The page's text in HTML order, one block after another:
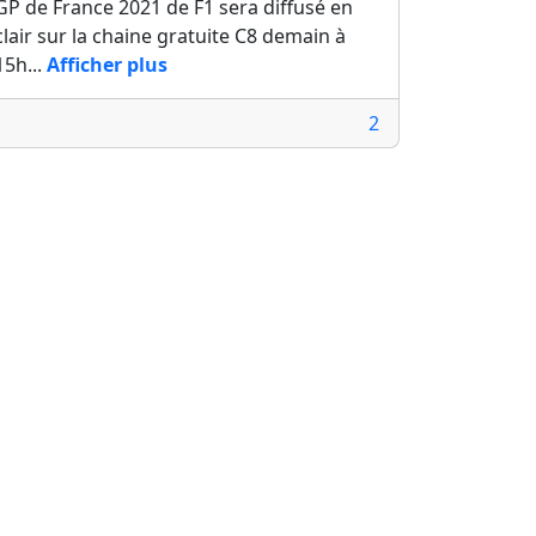
de France 2021 de F1 sera diffusé en
sur la chaine gratuite C8 demain à
Afficher plus
2